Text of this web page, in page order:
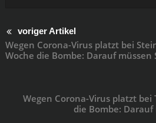
voriger Artikel
Wegen Corona-Virus platzt bei
Woche die Bombe: Darauf müssen
Wegen Corona-Virus platzt bei
die Bombe: Darauf